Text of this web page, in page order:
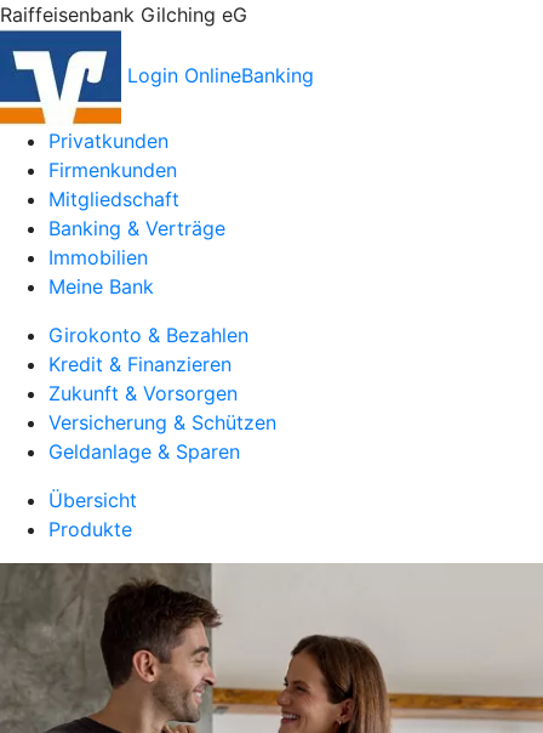
Raiffeisenbank Gilching eG
Login OnlineBanking
Privatkunden
Firmenkunden
Mitgliedschaft
Banking & Verträge
Immobilien
Meine Bank
Girokonto & Bezahlen
Kredit & Finanzieren
Zukunft & Vorsorgen
Versicherung & Schützen
Geldanlage & Sparen
Übersicht
Produkte